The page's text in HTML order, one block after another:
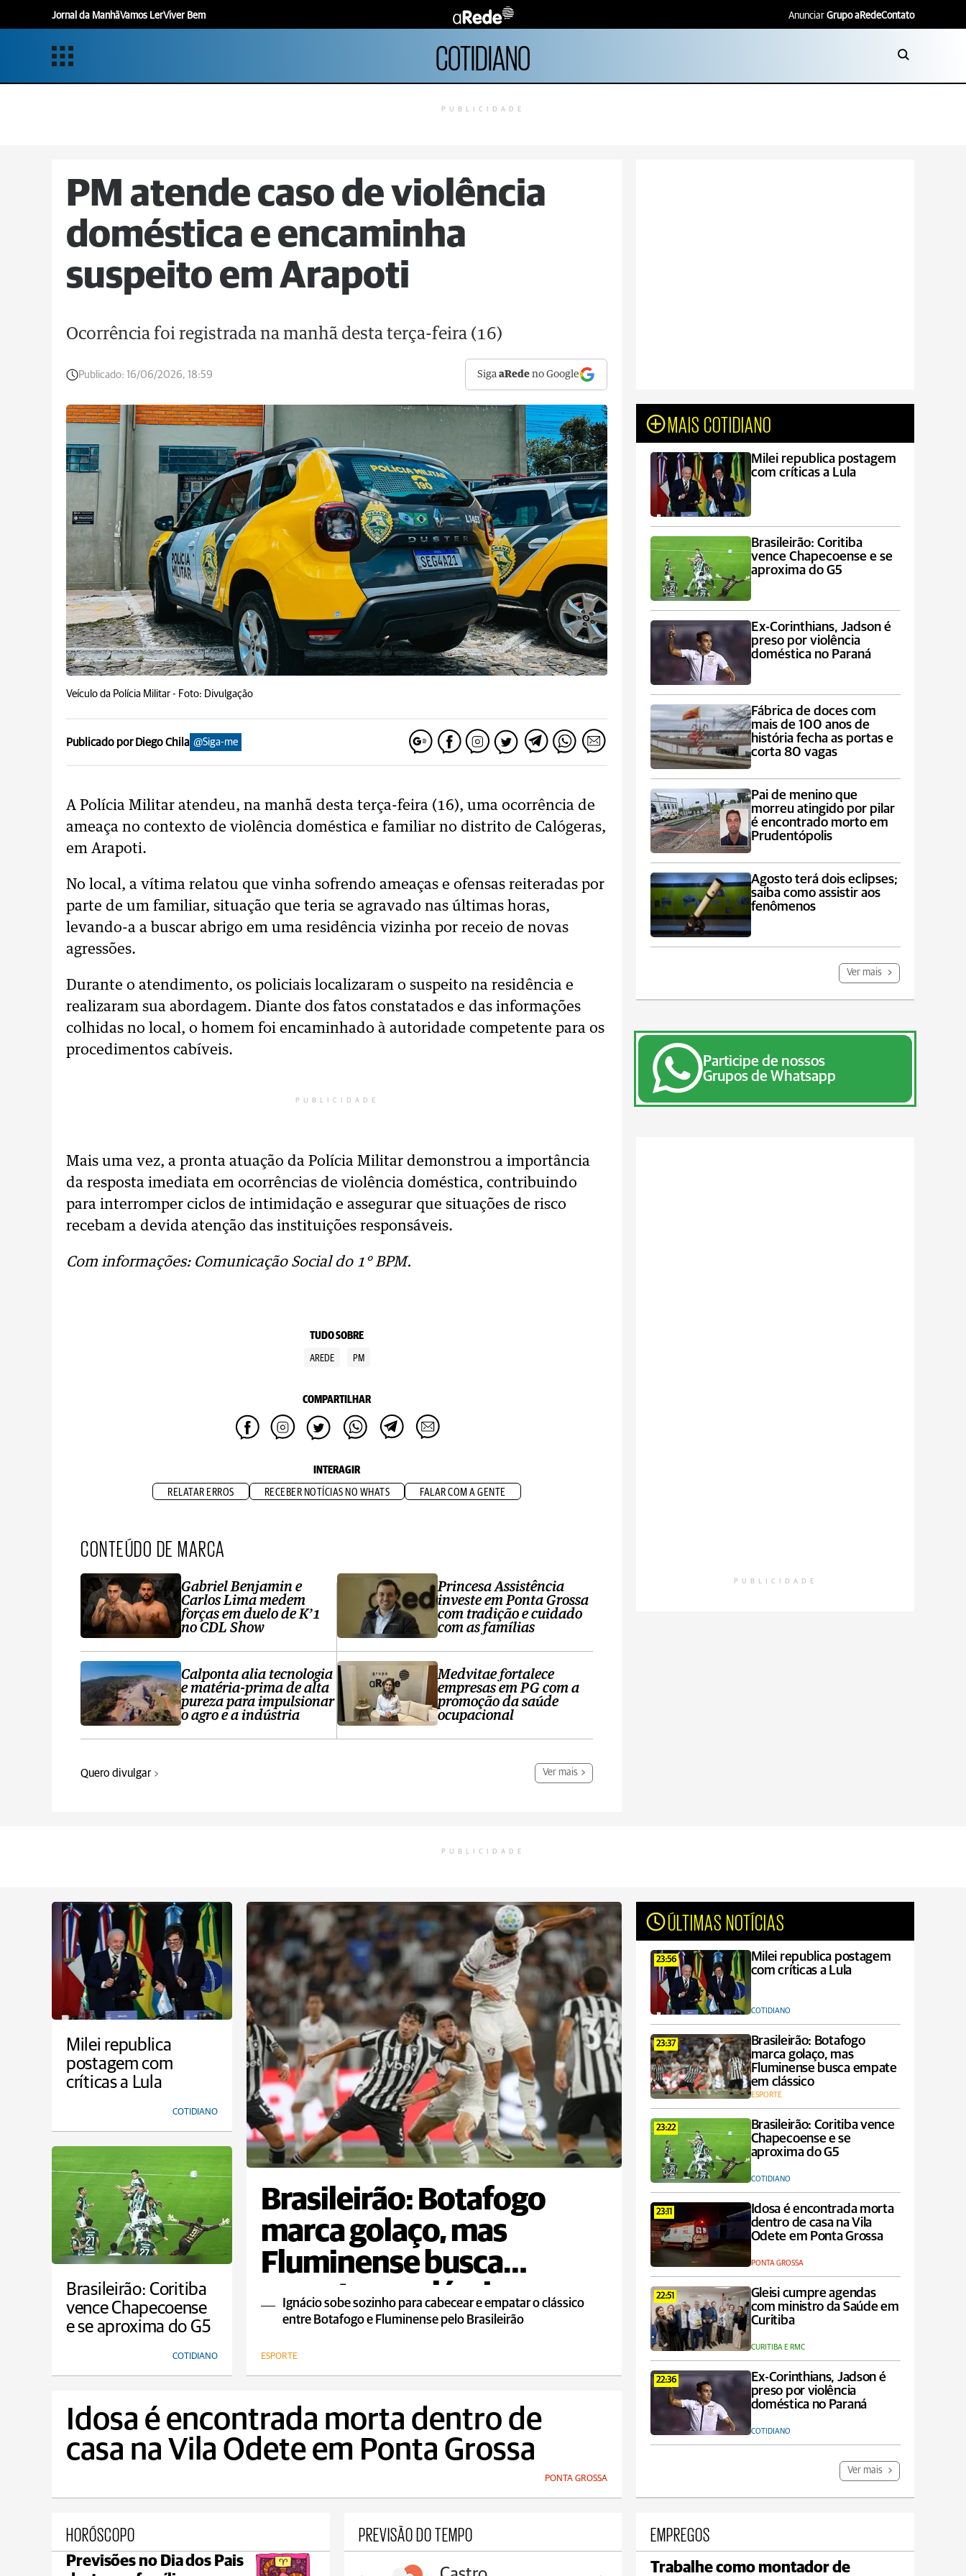
Jornal da ManhãVamos LerViver Bem Anunciar Grupo aRedeContato
COTIDIANO
PUBLICIDADE
PM atende caso de violência
doméstica e encaminha
suspeito em Arapoti
Ocorrência foi registrada na manhã desta terça-feira (16)
Publicado: 16/06/2026, 18:59 SigaaRede no Google
Veículo da Polícia Militar - Foto: Divulgação
Publicado por Diego Chila @Siga-me
A Polícia Militar atendeu, na manhã desta terça-feira (16), uma ocorrência de
ameaça no contexto de violência doméstica e familiar no distrito de Calógeras,
em Arapoti.
No local, a vítima relatou que vinha sofrendo ameaças e ofensas reiteradas por
parte de um familiar, situação que teria se agravado nas últimas horas,
levando-a a buscar abrigo em uma residência vizinha por receio de novas
agressões.
Durante o atendimento, os policiais localizaram o suspeito na residência e
realizaram sua abordagem. Diante dos fatos constatados e das informações
colhidas no local, o homem foi encaminhado à autoridade competente para os
procedimentos cabíveis.
PUBLICIDADE
Mais uma vez, a pronta atuação da Polícia Militar demonstrou a importância
da resposta imediata em ocorrências de violência doméstica, contribuindo
para interromper ciclos de intimidação e assegurar que situações de risco
recebam a devida atenção das instituições responsáveis.
Com informações: Comunicação Social do 1° BPM.
TUDO SOBRE
AREDE PM
COMPARTILHAR
INTERAGIR
RELATAR ERROS RECEBER NOTÍCIAS NO WHATS FALAR COM A GENTE
CONTEÚDO DE MARCA
Gabriel Benjamin e
Carlos Lima medem
forças em duelo de K’1
no CDL Show
Calponta alia tecnologia
e matéria-prima de alta
pureza para impulsionar
o agro e a indústria
Princesa Assistência
investe em Ponta Grossa
com tradição e cuidado
com as famílias
Medvitae fortalece
empresas em PG com a
promoção da saúde
ocupacional
Quero divulgar Ver mais
MAIS COTIDIANO
Milei republica postagem
com críticas a Lula
Brasileirão: Coritiba
vence Chapecoense e se
aproxima do G5
Ex-Corinthians, Jadson é
preso por violência
doméstica no Paraná
Fábrica de doces com
mais de 100 anos de
história fecha as portas e
corta 80 vagas
Pai de menino que
morreu atingido por pilar
é encontrado morto em
Prudentópolis
Agosto terá dois eclipses;
saiba como assistir aos
fenômenos
Ver mais
Participe de nossos
Grupos de Whatsapp
PUBLICIDADE
PUBLICIDADE
Milei republica
postagem com
críticas a Lula
COTIDIANO
Brasileirão: Botafogo
marca golaço, mas
Fluminense busca
empate em clássico
Ignácio sobe sozinho para cabecear e empatar o clássico
entre Botafogo e Fluminense pelo Brasileirão
ESPORTE
ÚLTIMAS NOTÍCIAS
23:56
Milei republica postagem
com críticas a Lula
COTIDIANO
23:37
Brasileirão: Botafogo
marca golaço, mas
Fluminense busca empate
em clássico
ESPORTE
23:22
Brasileirão: Coritiba vence
Chapecoense e se
aproxima do G5
COTIDIANO
23:11
Idosa é encontrada morta
dentro de casa na Vila
Odete em Ponta Grossa
PONTA GROSSA
22:51
Gleisi cumpre agendas
com ministro da Saúde em
Curitiba
CURITIBA E RMC
22:36
Ex-Corinthians, Jadson é
preso por violência
doméstica no Paraná
COTIDIANO
Ver mais
Brasileirão: Coritiba
vence Chapecoense
e se aproxima do G5
COTIDIANO
Idosa é encontrada morta dentro de
casa na Vila Odete em Ponta Grossa
PONTA GROSSA
HORÓSCOPO
Previsões no Dia dos Pais
PREVISÃO DO TEMPO EMPREGOS
Trabalhe como montador de